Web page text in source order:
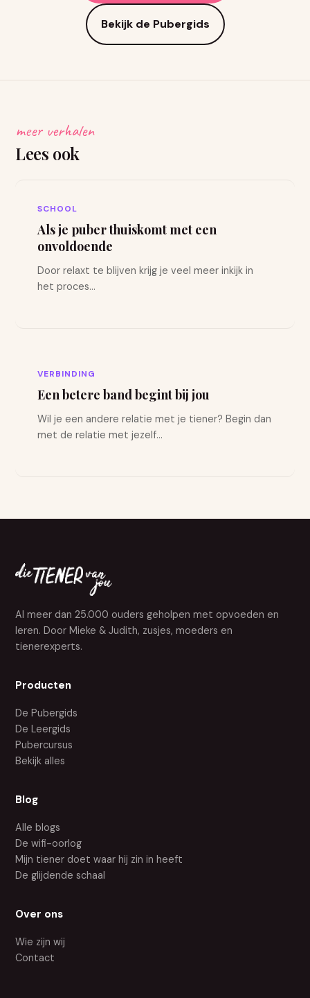
Bekijk de Pubergids
meer verhalen
Lees ook
SCHOOL
Als je puber thuiskomt met een
onvoldoende
Door relaxt te blijven krijg je veel meer inkijk in
het proces...
VERBINDING
Een betere band begint bij jou
Wil je een andere relatie met je tiener? Begin dan
met de relatie met jezelf...
Al meer dan 25.000 ouders geholpen met opvoeden en
leren. Door Mieke & Judith, zusjes, moeders en
tienerexperts.
Producten
De Pubergids
De Leergids
Pubercursus
Bekijk alles
Blog
Alle blogs
De wifi-oorlog
Mijn tiener doet waar hij zin in heeft
De glijdende schaal
Over ons
Wie zijn wij
Contact